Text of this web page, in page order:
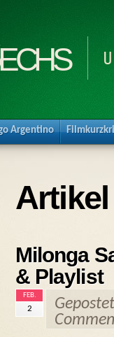
Argentino
Milonga
& Playlist
FEB.
2